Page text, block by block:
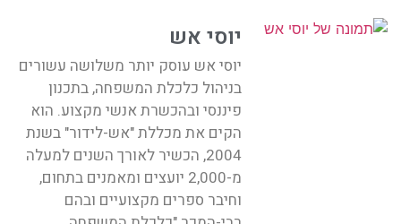
יוסי אש
יוסי אש עוסק יותר משלושה עשורים
בניהול כלכלת המשפחה, בתכנון
פיננסי ובהכשרת אנשי מקצוע. הוא
הקים את מכללת "אש-לידור" בשנת
2004, הכשיר לאורך השנים למעלה
מ-2,000 יועצים ומאמנים בתחום,
וחיבר ספרים מקצועיים ובהם